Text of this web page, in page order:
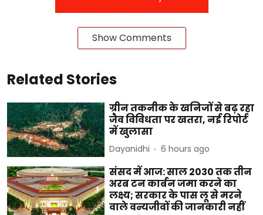
Show Comments
Related Stories
ग्रीन तकनीक के खनिजों से बढ़ रहा
जैव विविधता पर खतरा, नई रिपोर्ट
में खुलासा
Dayanidhi 6 hours ago
संसद में आज: साल 2030 तक तीन
अरब टन कार्बन जमा करने का
लक्ष्य; सरकार के पास लू से मरने
वाले वन्यजीवों की जानकारी नहीं